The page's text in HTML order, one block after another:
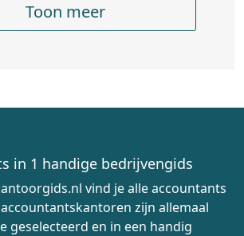
Toon meer
in 1 handige bedrijvengids
vind je alle accountants
zijn allemaal
geselecteerd en in een handig